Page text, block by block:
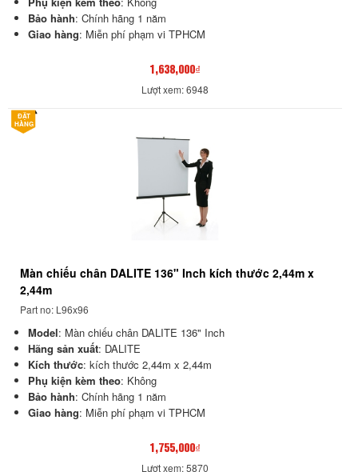
Bảo hành: Chính hãng 1 năm
Giao hàng: Miễn phí phạm vi TPHCM
1,638,000₫
Lượt xem: 6948
ĐẶT
HÀNG
Màn chiếu chân DALITE 136" Inch kích thước 2,44m x
2,44m
Part no: L96x96
Model: Màn chiếu chân DALITE 136" Inch
Hãng sản xuất: DALITE
Kích thước: kích thước 2,44m x 2,44m
Phụ kiện kèm theo: Không
Bảo hành: Chính hãng 1 năm
Giao hàng: Miễn phí phạm vi TPHCM
1,755,000₫
Lượt xem: 5870